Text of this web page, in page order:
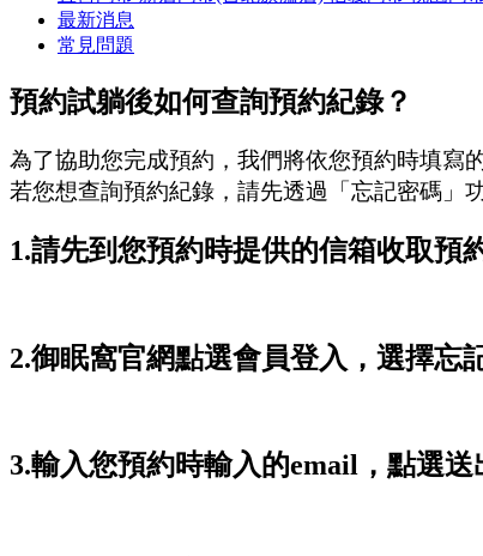
最新消息
常見問題
預約試躺後如何查詢預約紀錄？
為了協助您完成預約，我們將依您預約時填寫
若您想查詢預約紀錄，請先透過「忘記密碼」
1.請先到您預約時提供的信箱收取預
2.御眠窩官網點選會員登入，選擇忘
3.輸入您預約時輸入的email，點選送